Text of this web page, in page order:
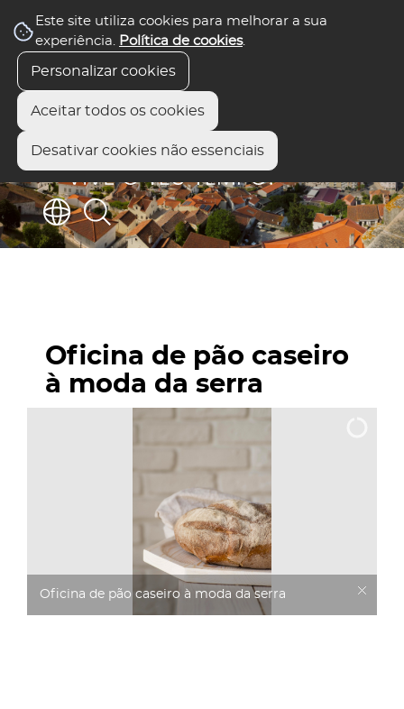
Este site utiliza cookies para melhorar a sua
experiência. Política de cookies.
Personalizar cookies
Aceitar todos os cookies
Desativar cookies não essenciais
Oficina de pão caseiro
à moda da serra
Oficina de pão caseiro à moda da serra